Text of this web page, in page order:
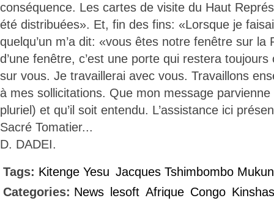
conséquence. Les cartes de visite du Haut
été distribuées». Et, fin des fins: «Lorsque je
quelqu’un m’a dit: «vous êtes notre fenêtre sur la
d’une fenêtre, c’est une porte qui restera
sur vous. Je travaillerai avec vous. Travaillons
à mes sollicitations. Que mon message
pluriel) et qu’il soit entendu. L’assistance ici
Sacré Tomatier...
D. DADEI.
Tags: Kitenge Yesu Jacques Tshimbombo
Categories: News lesoft Afrique Congo